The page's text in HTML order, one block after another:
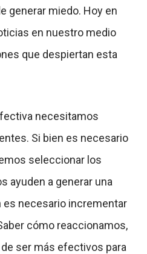
generar miedo. Hoy en
en nuestro medio
que despiertan esta
necesitamos
Si bien es necesario
seleccionar los
ayuden a generar una
es necesario incrementar
cómo reaccionamos,
ser más efectivos para